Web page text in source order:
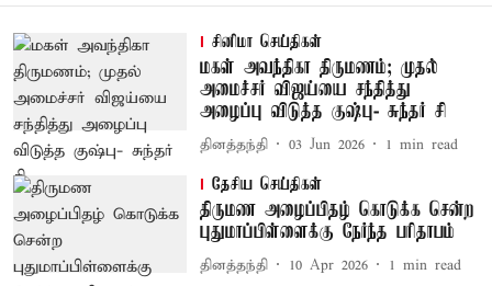
சினிமா செய்திகள்
மகள் அவந்திகா திருமணம்; முதல்
அமைச்சர் விஜய்யை சந்தித்து
அழைப்பு விடுத்த குஷ்பு- சுந்தர் சி
தினத்தந்தி 03 Jun 2026 1 min read
தேசிய செய்திகள்
திருமண அழைப்பிதழ் கொடுக்க சென்ற
புதுமாப்பிள்ளைக்கு நேர்ந்த பரிதாபம்
தினத்தந்தி 10 Apr 2026 1 min read